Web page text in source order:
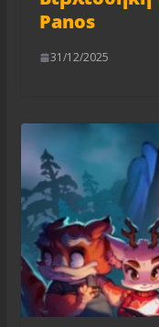
Panos
31/12/2025